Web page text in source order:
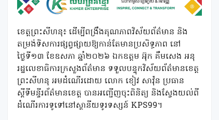
ខេត្តព្រះសីហនុ៖ ដើម្បីពង្រឹងគុណភាពវិស័យព័ត៌មាន និង
តម្រង់ទិសការផ្សព្វផ្សាយឱ្យកាន់តែមានប្រសិទ្ធភាព នៅ
ថ្ងៃទី១៣ ខែឧសភា ឆ្នាំ២០២៦ ឯកឧត្តម អ៊ុក គឹមសេង អនុ
រដ្ឋលេខាធិការក្រសួងព័ត៌មាន ទទួលបន្ទុកវិស័យព័ត៌មានខេត្ត
ព្រះសីហនុ អមដំណើរដោយ លោក ខៀវ សាវ៉ុន ប្រធាន
ស្តីទីមន្ទីរព័ត៌មានខេត្ត បានអញ្ជើញចុះពិនិត្យ និងស្វែងយល់ពី
ដំណើរការទូទៅនៅស្ថានីយទូរទស្សន៍ KPS99។